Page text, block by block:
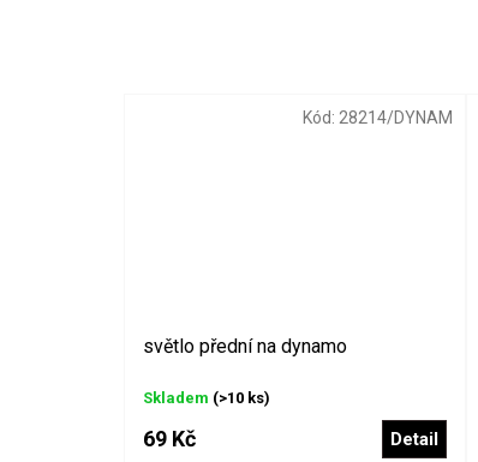
světlo přední na dynamo
Skladem (>10 ks)
69 Kč Detail
Kód: 28214/DYNAM